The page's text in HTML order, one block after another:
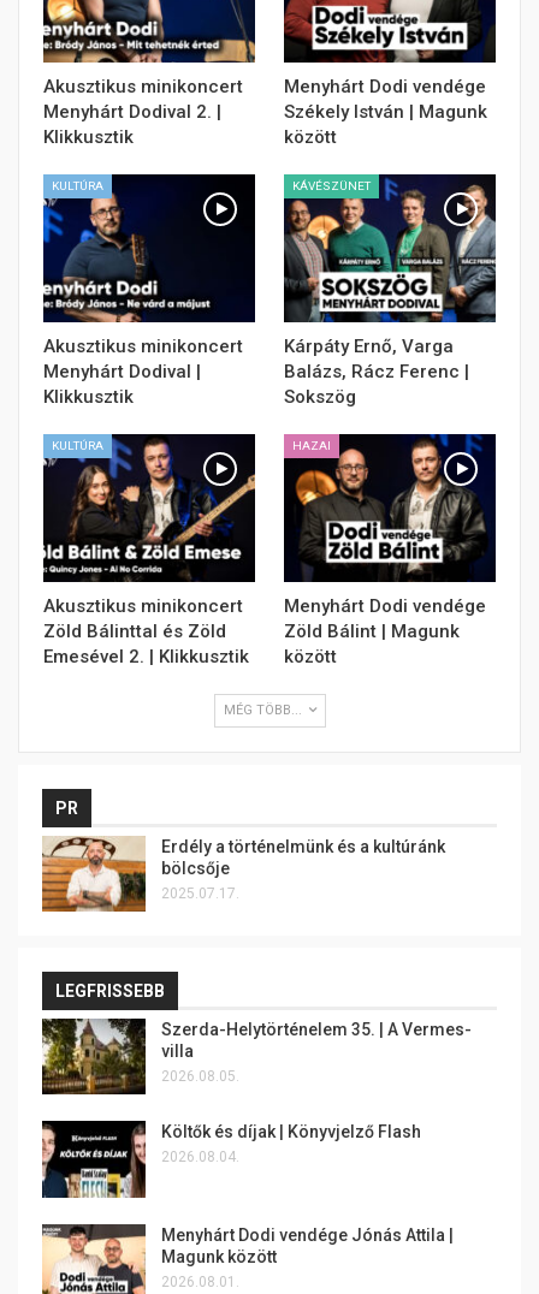
Akusztikus minikoncert
Menyhárt Dodival 2. |
Klikkusztik
Menyhárt Dodi vendége
Székely István | Magunk
között
KULTÚRA
Akusztikus minikoncert
Menyhárt Dodival |
Klikkusztik
KÁVÉSZÜNET
Kárpáty Ernő, Varga
Balázs, Rácz Ferenc |
Sokszög
KULTÚRA
Akusztikus minikoncert
Zöld Bálinttal és Zöld
Emesével 2. | Klikkusztik
HAZAI
Menyhárt Dodi vendége
Zöld Bálint | Magunk
között
MÉG TÖBB...
PR
Erdély a történelmünk és a kultúránk
bölcsője
2025.07.17.
LEGFRISSEBB
Szerda-Helytörténelem 35. | A Vermes-
villa
2026.08.05.
Költők és díjak | Könyvjelző Flash
2026.08.04.
Menyhárt Dodi vendége Jónás Attila |
Magunk között
2026.08.01.